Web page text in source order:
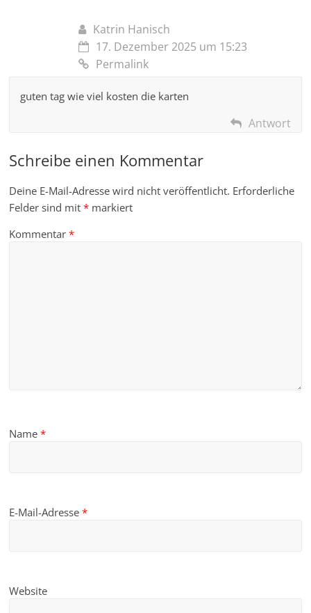
Katrin Hanisch
17. Dezember 2025 um 15:23
Permalink
guten tag wie viel kosten die karten
Antwort
Schreibe einen Kommentar
Deine E-Mail-Adresse wird nicht veröffentlicht. Erforderliche
Felder sind mit* markiert
Kommentar*
Name*
E-Mail-Adresse*
Website